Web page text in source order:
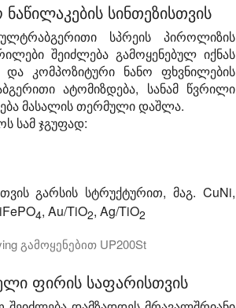
სინთეზისთვის
სპრეის პიროლიზის
შეიძლება გამოყენებულ იქნას
კომპოზიტური ნანო ფხვნილების
ატომიზდება, სანამ წვრილი
მასალის თერმული დაშლა.
სამ ჯგუფად:
გარსის სტრუქტურით, მაგ. CuNi,
4, Au/TiO2, Ag/TiO2
გამოყენებით UP200St
ფირის საფარისთვის